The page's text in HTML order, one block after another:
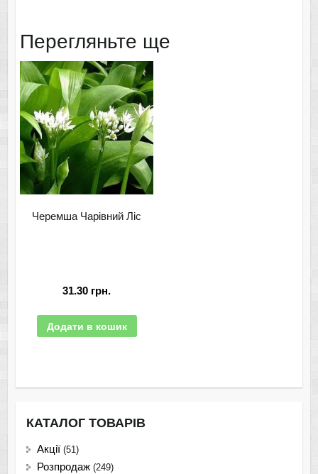
Перегляньте ще
Черемша Чарівний Ліс
31.30 грн.
Додати в кошик
КАТАЛОГ ТОВАРІВ
Акції (51)
Розпродаж (249)